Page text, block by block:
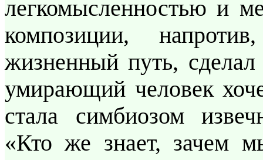
легкомысленностью и
композиции,
жизненный путь, сделал
умирающий человек
стала симбиозом
«Кто же знает, зачем